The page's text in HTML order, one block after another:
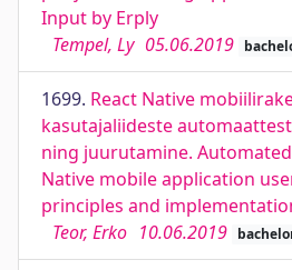
Input by Erply
Tempel, Ly 05.06.2019
1699. React Native
kasutajaliideste
ning juurutamine.
Native mobile application
principles and
Teor, Erko 10.06.2019